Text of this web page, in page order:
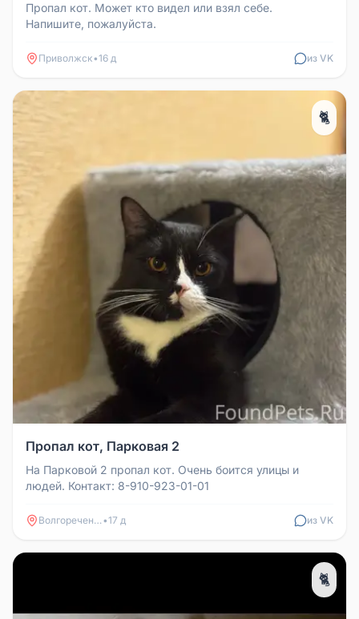
Пропал кот. Может кто видел или взял себе.
Напишите, пожалуйста.
Приволжск•16 д из VK
🐈
Пропал кот, Парковая 2
На Парковой 2 пропал кот. Очень боится улицы и
людей. Контакт: 8-910-923-01-01
Волгореченск•17 д из VK
🐈